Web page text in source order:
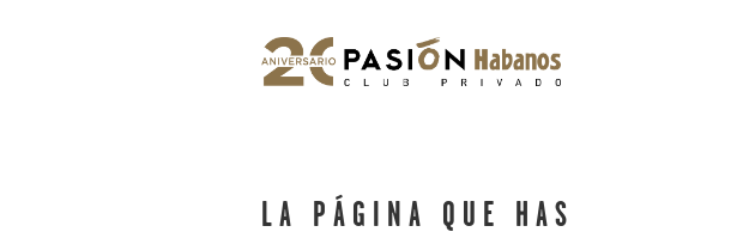
LA PÁGINA QUE HAS